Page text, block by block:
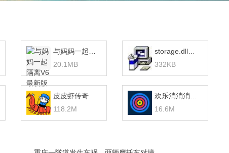
20.1MB
332KB
皮皮虾传奇
118.2M
16.6M